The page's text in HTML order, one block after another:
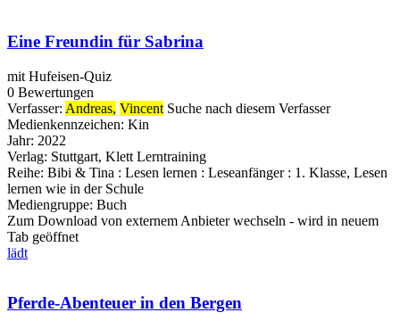
Eine Freundin für Sabrina
mit Hufeisen-Quiz
0 Bewertungen
Verfasser: Andreas, Vincent Suche nach diesem Verfasser
Medienkennzeichen: Kin
Jahr: 2022
Verlag: Stuttgart, Klett Lerntraining
Reihe: Bibi & Tina : Lesen lernen : Leseanfänger : 1. Klasse, Lesen
lernen wie in der Schule
Mediengruppe: Buch
Zum Download von externem Anbieter wechseln - wird in neuem
Tab geöffnet
lädt
Pferde-Abenteuer in den Bergen